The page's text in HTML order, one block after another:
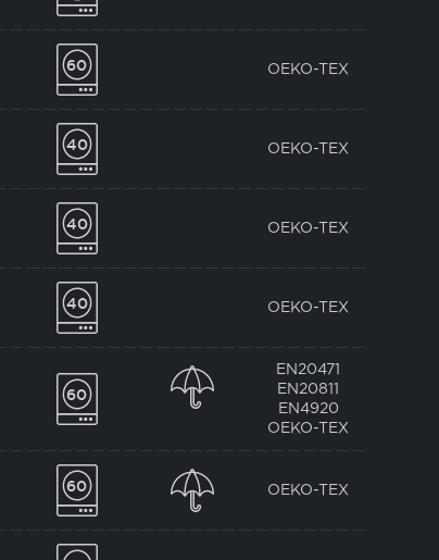
OEKO-TEX
OEKO-TEX
OEKO-TEX
OEKO-TEX
EN20471
EN20811
EN4920
OEKO-TEX
OEKO-TEX